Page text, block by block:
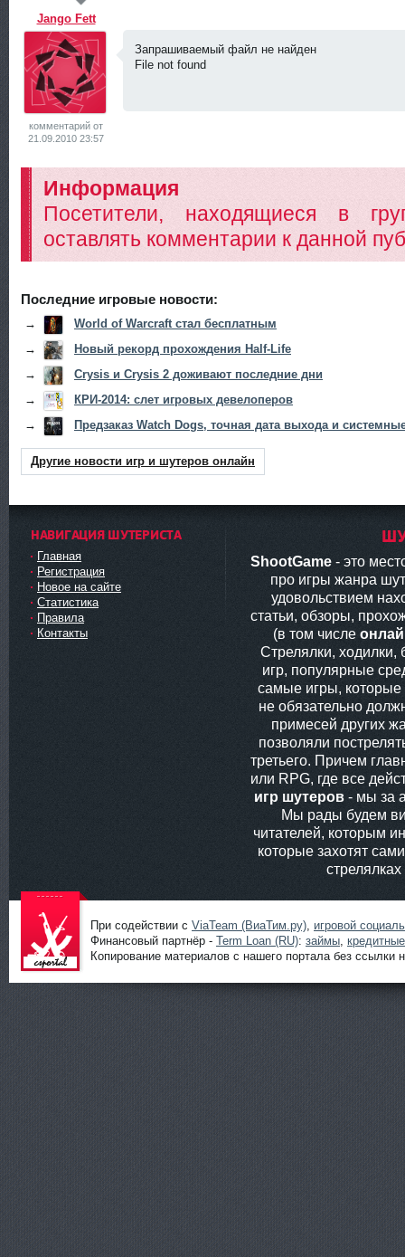
Jango Fett
комментарий от
21.09.2010 23:57
Запрашиваемый файл не найден
File not found
Информация
Посетители, находящиеся в
оставлять комментарии к данной
Последние игровые новости:
→
World of Warcraft стал бесплатным
→
Новый рекорд прохождения Half-Life
→
Crysis и Crysis 2 доживают последние дни
→
КРИ-2014: слет игровых девелоперов
→
Предзаказ Watch Dogs, точная дата выхода и
Другие новости игр и шутеров онлайн
НАВИГАЦИЯ ШУТЕРИСТА
Главная
Регистрация
Новое на сайте
Статистика
Правила
Контакты
ShootGame- это
про игры жанра
удовольствием
статьи, обзоры,
(в том числе
Стрелялки, ходилки,
игр, популярные
самые игры, которые
не обязательно
примесей других
позволяли
третьего. Причем
или RPG, где все
игр шутеров- мы за
Мы рады будем
читателей, которым
которые захотят
Шутеры
онлайн от
ShootGame:
новости,
статьи,
обзоры и
прохождени
я игр
При содействии с ViaTeam (ВиаТим.ру) игровой
Финансовый партнёр - Term Loan (RU): займы
Копирование материалов с нашего портала без ссылки